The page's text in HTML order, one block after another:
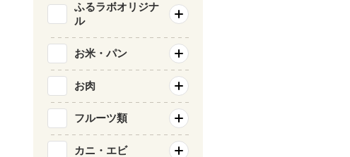
ふるラボオリジナ
ル
お米・パン
お肉
フルーツ類
カニ・エビ